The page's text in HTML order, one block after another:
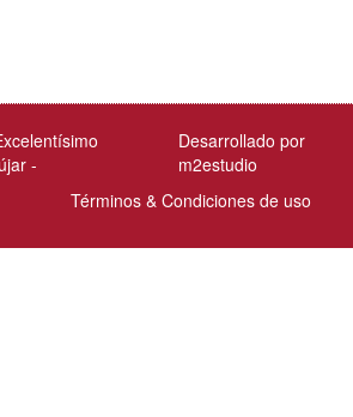
Desarrollado por
m2estudio
-
Términos & Condiciones de uso